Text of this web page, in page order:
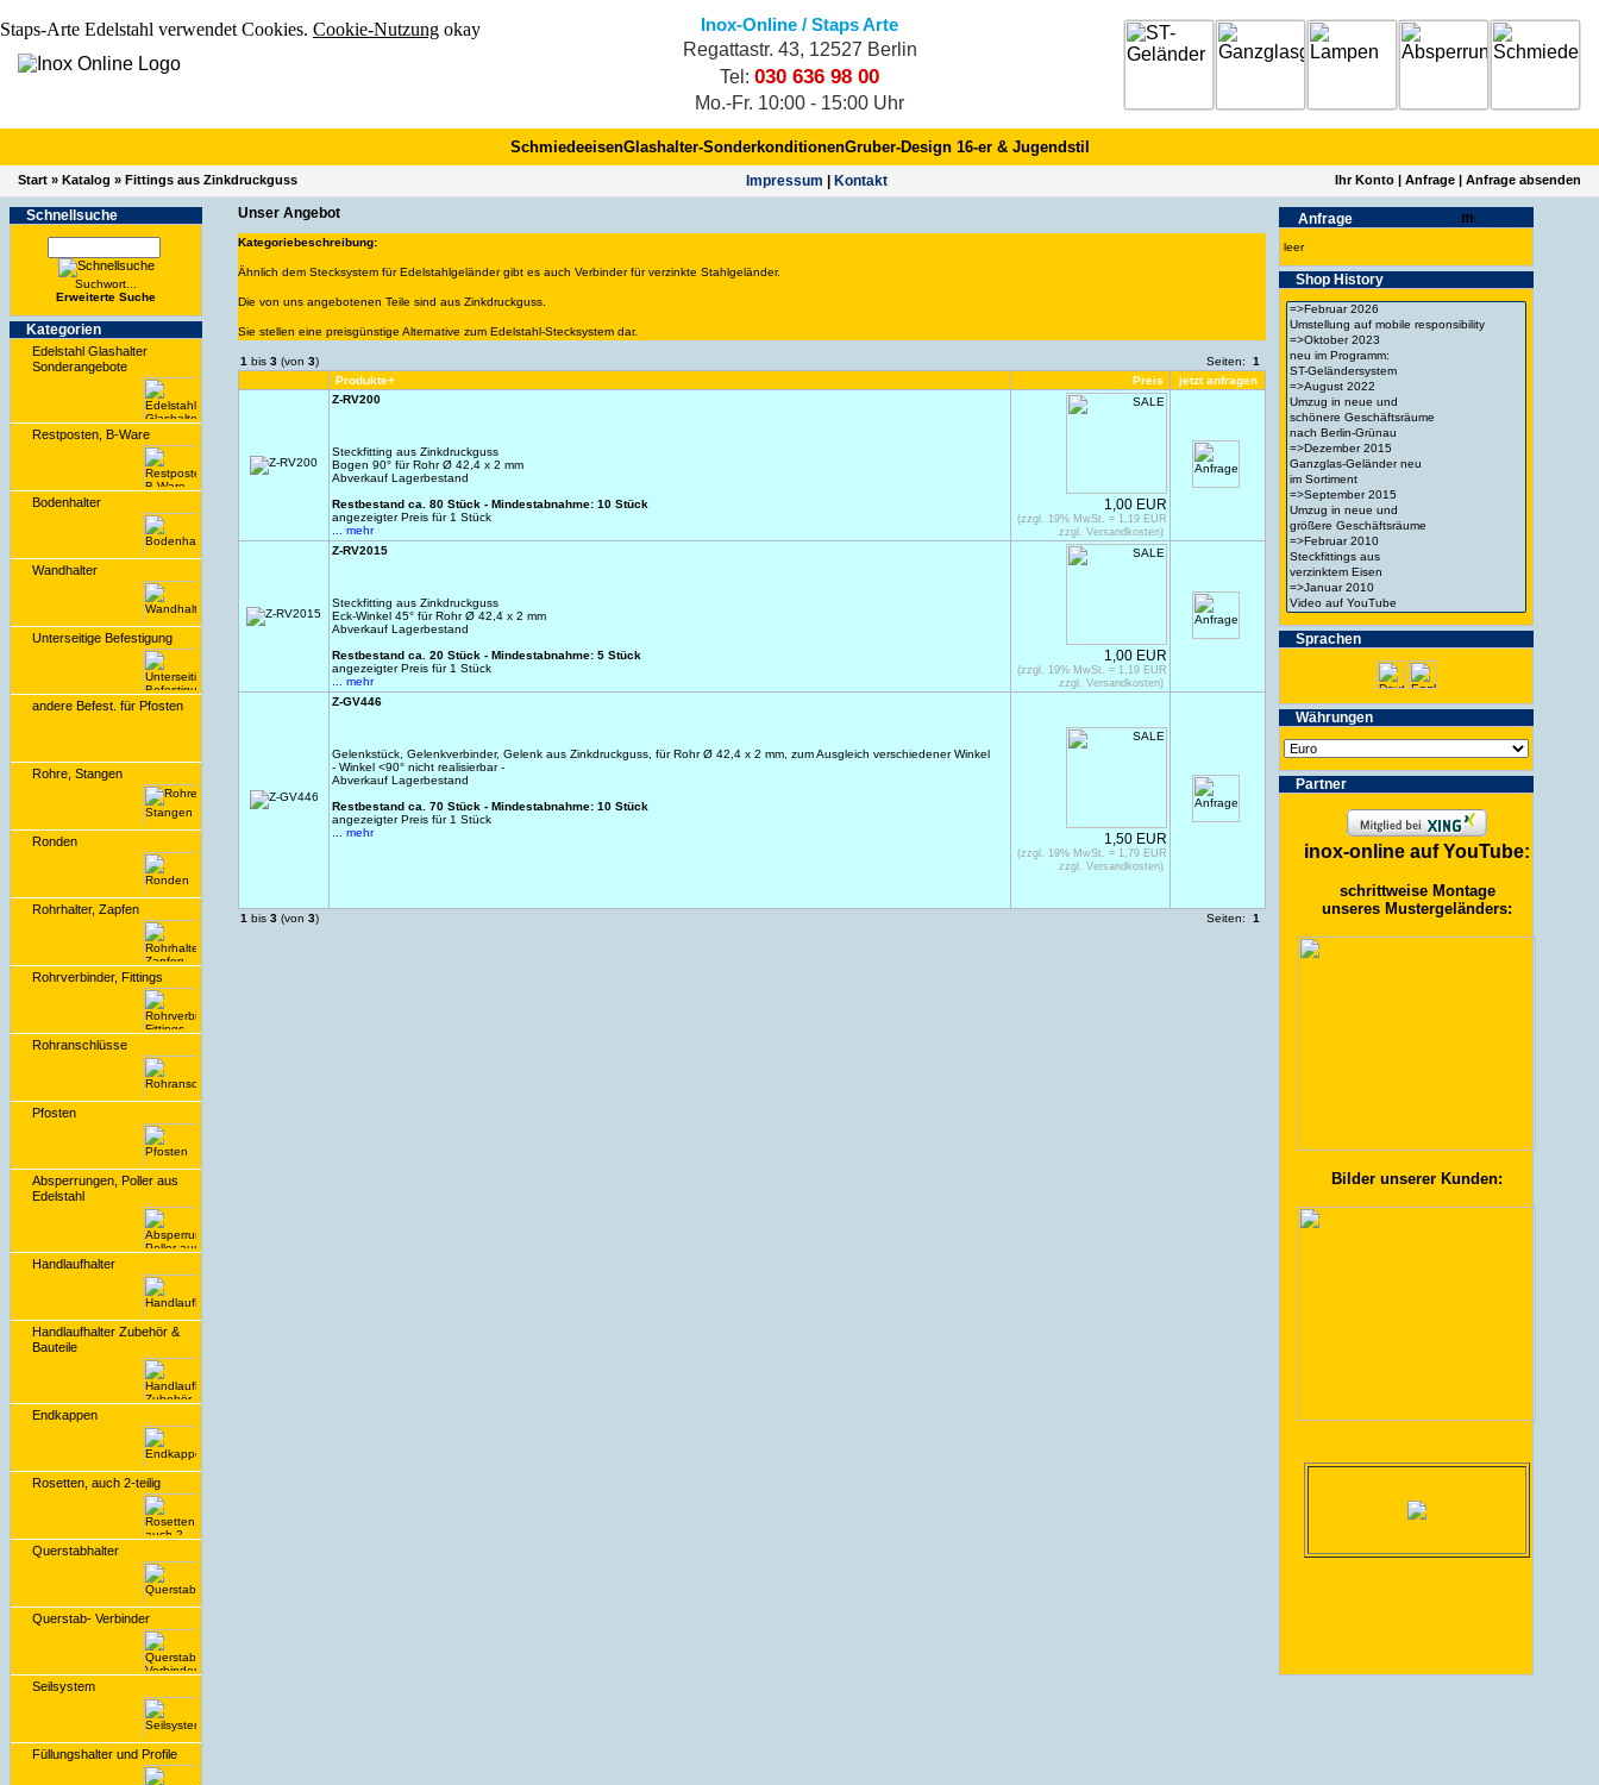
Staps-Arte Edelstahl verwendet Cookies. Cookie-Nutzung okay
Inox-Online / Staps Arte
Regattastr. 43, 12527 Berlin
Tel: 030 636 98 00
Mo.-Fr. 10:00 - 15:00 Uhr
SchmiedeeisenGlashalter-SonderkonditionenGruber-Design 16-er & Jugendstil
Start » Katalog » Fittings aus Zinkdruckguss Impres­sum Kontakt Ihr Konto | Anfrage | Anfrage absenden
Schnell­suche
Suchwort...
Erwei­terte Suche
Kate­gorien
Edelstahl Glashalter
Sonderangebote
Restposten, B-Ware
Bodenhalter
Wandhalter
Unterseitige Befestigung
andere Befest. für Pfosten
Rohre, Stangen
Ronden
Rohrhalter, Zapfen
Rohrverbinder, Fittings
Rohranschlüsse
Pfosten
Absperrungen, Poller aus
Edelstahl
Handlaufhalter
Handlaufhalter Zubehör &
Bauteile
Endkappen
Rosetten, auch 2-teilig
Querstabhalter
Querstab- Verbinder
Seilsystem
Füllungshalter und Profile
Unser Angebot
Kategoriebeschreibung:
Ähnlich dem Stecksystem für Edelstahlgeländer gibt es auch Verbinder für verzinkte Stahlgeländer.
Die von uns angebotenen Teile sind aus Zinkdruckguss.
Sie stellen eine preisgünstige Alternative zum Edelstahl-Stecksystem dar.
1 bis 3 (von 3) Seiten: 1
Produkte+
Preis
jetzt anfragen
Z-RV200
Steckfitting aus Zinkdruckguss
Bogen 90° für Rohr Ø 42,4 x 2 mm
Abverkauf Lagerbestand
Restbestand ca. 80 Stück - Mindestabnahme: 10 Stück
angezeigter Preis für 1 Stück
... mehr
1,00 EUR
(zzgl. 19% MwSt. = 1,19 EUR
zzgl. Versandkosten)
Z-RV2015
Steckfitting aus Zinkdruckguss
Eck-Winkel 45° für Rohr Ø 42,4 x 2 mm
Abverkauf Lagerbestand
Restbestand ca. 20 Stück - Mindestabnahme: 5 Stück
angezeigter Preis für 1 Stück
... mehr
1,00 EUR
(zzgl. 19% MwSt. = 1,19 EUR
zzgl. Versandkosten)
Z-GV446
Gelenkstück, Gelenkverbinder, Gelenk aus Zinkdruckguss, für Rohr Ø 42,4 x 2 mm, zum Ausgleich verschiedener Winkel
- Winkel <90° nicht realisierbar -
Abverkauf Lagerbestand
Restbestand ca. 70 Stück - Mindestabnahme: 10 Stück
angezeigter Preis für 1 Stück
... mehr
1,50 EUR
(zzgl. 19% MwSt. = 1,79 EUR
zzgl. Versandkosten)
1 bis 3 (von 3) Seiten: 1
Anfrage
leer
Shop History
Spra­chen
Wäh­run­gen
Partner
inox-online auf YouTube:
schrittweise Montage
unseres Mustergeländers:
Bilder unserer Kunden: